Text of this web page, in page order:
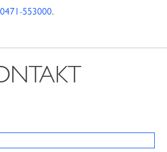
0471-553000.